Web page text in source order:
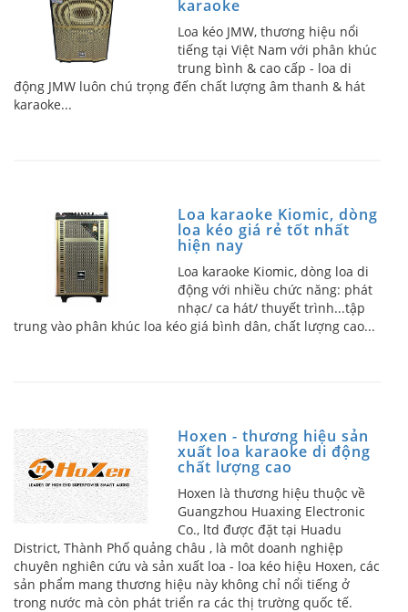
karaoke
Loa kéo JMW, thương hiệu nổi
tiếng tại Việt Nam với phân khúc
trung bình & cao cấp - loa di
động JMW luôn chú trọng đến chất lượng âm thanh & hát
karaoke...
Loa karaoke Kiomic, dòng
loa kéo giá rẻ tốt nhất
hiện nay
Loa karaoke Kiomic, dòng loa di
động với nhiều chức năng: phát
nhạc/ ca hát/ thuyết trình...tập
trung vào phân khúc loa kéo giá bình dân, chất lượng cao...
Hoxen - thương hiệu sản
xuất loa karaoke di động
chất lượng cao
Hoxen là thương hiệu thuộc về
Guangzhou Huaxing Electronic
Co., ltd được đặt tại Huadu
District, Thành Phố quảng châu , là môt doanh nghiệp
chuyên nghiên cứu và sản xuất loa - loa kéo hiệu Hoxen, các
sản phẩm mang thương hiệu này không chỉ nổi tiếng ở
trong nước mà còn phát triển ra các thị trường quốc tế.